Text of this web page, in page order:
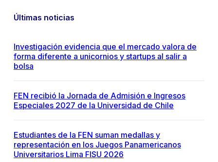
Últimas noticias
Investigación evidencia que el mercado valora de
forma diferente a unicornios y startups al salir a
bolsa
FEN recibió la Jornada de Admisión e Ingresos
Especiales 2027 de la Universidad de Chile
Estudiantes de la FEN suman medallas y
representación en los Juegos Panamericanos
Universitarios Lima FISU 2026